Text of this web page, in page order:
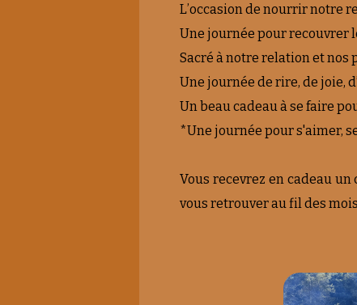
L’occasion de nourrir notre
Une journée pour recouvrer
Sacré à notre relation et nos
Une journée de rire, de joie,
Un beau cadeau à se faire
*Une journée pour s'aimer,
Vous recevrez en cadeau
vous retrouver au fil des